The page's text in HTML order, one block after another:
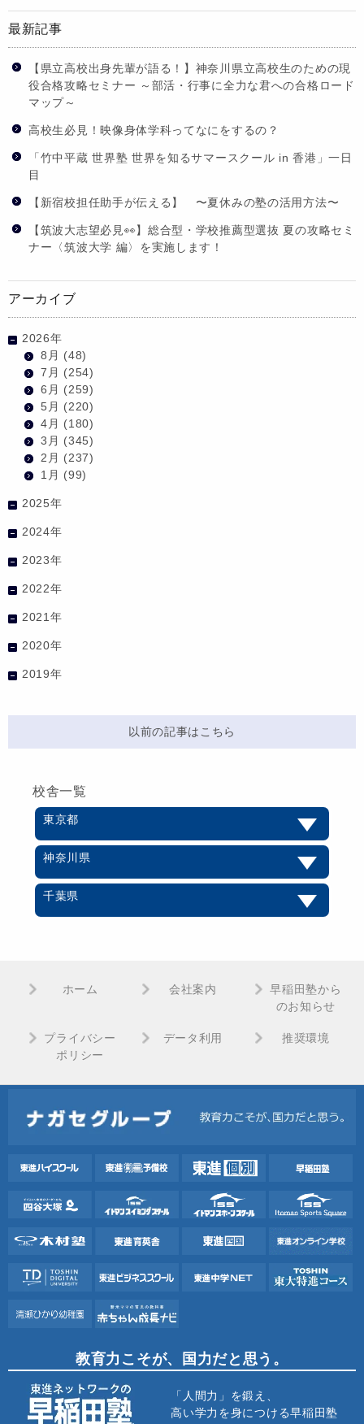
最新記事
【県立高校出身先輩が語る！】神奈川県立高校生のための現
役合格攻略セミナー ～部活・行事に全力な君への合格ロード
マップ～
高校生必見！映像身体学科ってなにをするの？
「竹中平蔵 世界塾 世界を知るサマースクール in 香港」一日
目
【新宿校担任助手が伝える】 〜夏休みの塾の活用方法〜
【筑波大志望必見👀】総合型・学校推薦型選抜 夏の攻略セミ
ナー〈筑波大学 編〉を実施します！
アーカイブ
2026年
8月 (48)
7月 (254)
6月 (259)
5月 (220)
4月 (180)
3月 (345)
2月 (237)
1月 (99)
2025年
2024年
2023年
2022年
2021年
2020年
2019年
以前の記事はこちら
校舎一覧
東京都
神奈川県
千葉県
ホーム 会社案内
早稲田塾から
のお知らせ
プライバシー
ポリシー
データ利用 推奨環境
教育力こそが、国力だと思う。
「人間力」を鍛え、
高い学力を身につける早稲田塾